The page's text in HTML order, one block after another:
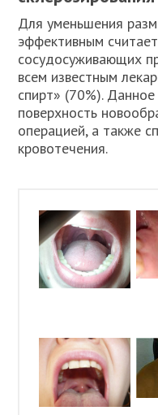
Для уменьшения
эффективным
сосудосуживающих
всем известным
спирт» (70%).
поверхность
операцией, а также
кровотечения.